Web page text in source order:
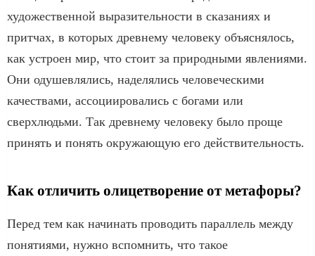
художественной выразительности в сказаниях и
притчах, в которых древнему человеку объяснялось,
как устроен мир, что стоит за природными явлениями.
Они одушевлялись, наделялись человеческими
качествами, ассоциировались с богами или
сверхлюдьми. Так древнему человеку было проще
принять и понять окружающую его действительность.
Как отличить олицетворение от метафоры?
Перед тем как начинать проводить параллель между
понятиями, нужно вспомнить, что такое